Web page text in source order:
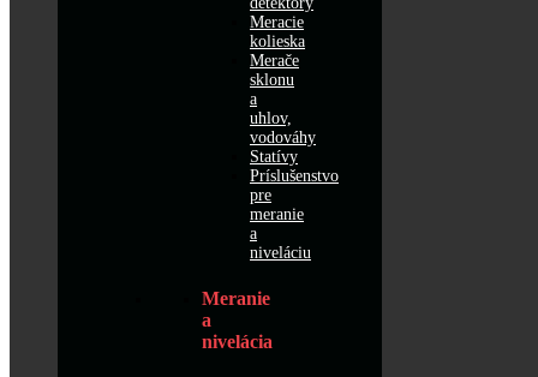
Meracie
kolieska
Merače
sklonu
a
uhlov,
vodováhy
Statívy
Príslušenstvo
pre
meranie
a
niveláciu
Meranie
a
nivelácia